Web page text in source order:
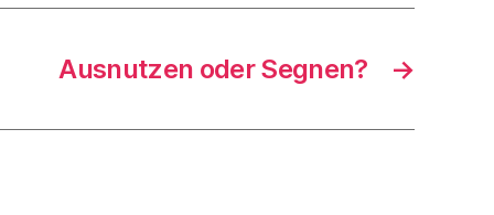
→
Ausnutzen oder Segnen?